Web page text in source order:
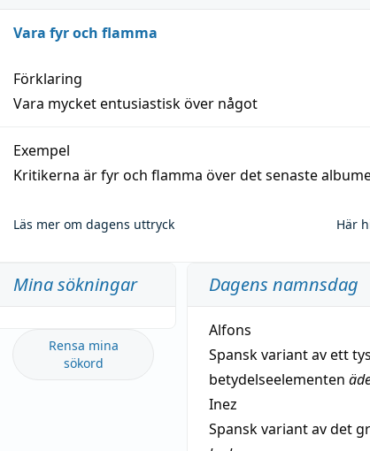
Vara fyr och flamma
Förklaring
Vara mycket entusiastisk över något
Exempel
Kritikerna är fyr och flamma över det senaste
Läs mer om dagens uttryck Här
Mina sökningar
Rensa mina
sökord
Dagens namnsdag
Alfons
Spansk variant av ett
betydelseelementen
Inez
Spansk variant av det